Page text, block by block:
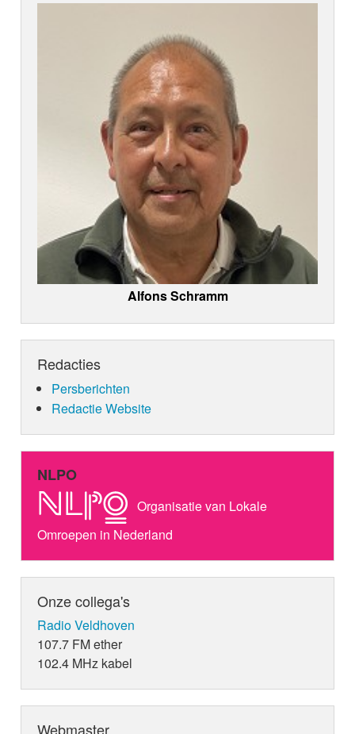
Alfons Schramm
Redacties
Persberichten
Redactie Website
NLPO
Organisatie van Lokale
Omroepen in Nederland
Onze collega's
Radio Veldhoven
107.7 FM ether
102.4 MHz kabel
Webmaster